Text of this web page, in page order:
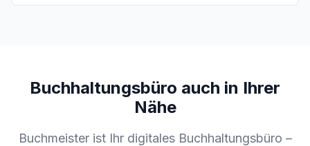
Buchhaltungsbüro auch in Ihrer
Nähe
Buchmeister ist Ihr digitales Buchhaltungsbüro –